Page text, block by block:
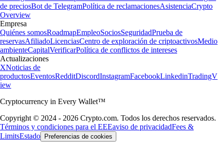
de preciosBot de TelegramPolítica de reclamacionesAsistenciaCrypto
Overview
Empresa
Quiénes somosRoadmapEmpleoSociosSeguridadPrueba de
reservasAfiliadoLicenciasCentro de exploración de criptoactivosMedio
ambienteCapitalVerificarPolítica de conflictos de intereses
Actualizaciones
XNoticias de
productosEventosRedditDiscordInstagramFacebookLinkedinTradingV
iew
Cryptocurrency in Every Wallet™
Copyright © 2024 - 2026 Crypto.com. Todos los derechos reservados.
Términos y condiciones para el EEEaviso de privacidadFees &
LimitsEstado Preferencias de cookies